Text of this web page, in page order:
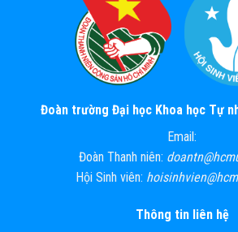
Đoàn trường Đại học Khoa học Tự
Email:
Đoàn Thanh niên:
Hội Sinh viên:
Thông tin liên hệ